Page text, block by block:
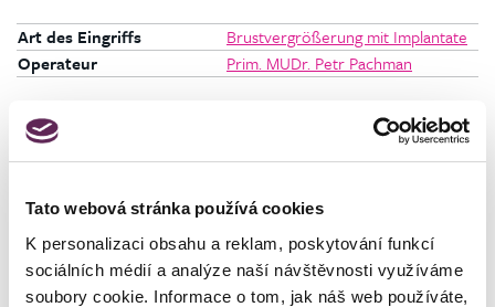
Tato webová stránka používá cookies
K personalizaci obsahu a reklam, poskytování funkcí
sociálních médií a analýze naší návštěvnosti využíváme
soubory cookie. Informace o tom, jak náš web používáte,
Art des Eingriffs
Brustvergrößerung mit Implantate
Operateur
Prim. MUDr. Petr Pachman
Klientin